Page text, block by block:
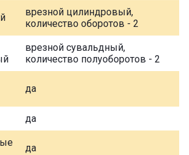
врезной цилиндровый,
количество оборотов - 2
врезной сувальдный,
количество полуоборотов - 2
да
да
да